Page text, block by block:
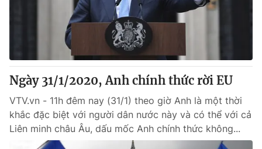
Cơ quan chủ quản:Đài Truyền hình Việt Nam
Cơ quan báo chí:Thời báo VTV
Giấy phép hoạt động báo in và báo điện tử số 483/GP-BTTTT
cấp ngày 29/12/2023
Tổng Biên tập:Vũ Thanh Thủy
Phó Tổng Biên tập:Nguyễn Thị Mỹ Hạnh, Phạm Quốc Thắng,
Nguyễn Trọng Ninh
Tổng đài VTV:024.38 355 931 - 024.38 355 932
Ðiện thoại Thời báo VTV:024.66 897 897
toasoan@vtv.vn
Ngày 31/1/2020, Anh chính thức rời EU
VTV.vn - 11h đêm nay (31/1) theo giờ Anh là một thời
khắc đặc biệt với người dân nước này và có thể với cả
Liên minh châu Âu, dấu mốc Anh chính thức không...